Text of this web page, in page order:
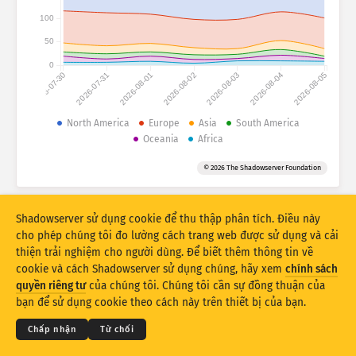
Thống kê tấn công: Thiết bị
Trợ giúp
Nhóm theo
Stacking
Xếp chồng lên nhau Chồng lên
Tự động cập nhật kết quả
Cập Nhật Cài đặt lại
Tải xuống dạng PNG
2026-07-30 2026-07-31 2026-08-01 2026-08-02 2026-08-03 2026-08-04 2026-08-05
0
50
100
North America Europe Asia
South America
Oceania
Africa
© 2026 The Shadowserver Foundation
© 2026THE SHADOWSERVER FOUNDATION
Quyền riêng tư & Điều khoản
Liên hệ với chúng tôi
Tín dụng
Shadowserver sử dụng cookie để thu thập phân tích. Điều này
cho phép chúng tôi đo lường cách trang web được sử dụng và cải
thiện trải nghiệm cho người dùng. Để biết thêm thông tin về
cookie và cách Shadowserver sử dụng chúng, hãy xem chính sách
quyền riêng tưcủa chúng tôi. Chúng tôi cần sự đồng thuận của
bạn để sử dụng cookie theo cách này trên thiết bị của bạn.
Chấp nhận Từ chối